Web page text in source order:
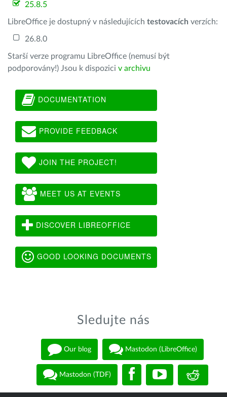
25.8.5
LibreOffice je dostupný v následujících testovacích verzích:
26.8.0
Starší verze programu LibreOffice (nemusí být
podporovány!) Jsou k dispozici v archivu
DOCUMENTATION
PROVIDE FEEDBACK
JOIN THE PROJECT!
MEET US AT EVENTS
DISCOVER LIBREOFFICE
GOOD LOOKING DOCUMENTS
Sledujte nás
Our blog Mastodon (LibreOffice)
Mastodon (TDF)